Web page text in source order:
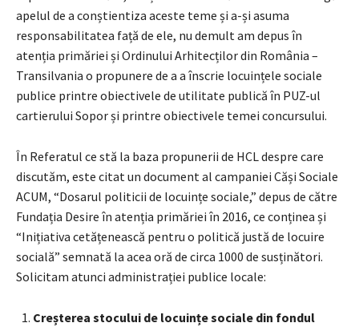
apelul de a conștientiza aceste teme și a-și asuma
responsabilitatea față de ele, nu demult am depus în
atenția primăriei și Ordinului Arhitecților din România –
Transilvania o propunere de a a înscrie locuințele sociale
publice printre obiectivele de utilitate publică în PUZ-ul
cartierului Sopor și printre obiectivele temei concursului.
În Referatul ce stă la baza propunerii de HCL despre care
discutăm, este citat un document al campaniei Căși Sociale
ACUM, “Dosarul politicii de locuințe sociale,” depus de către
Fundația Desire în atenția primăriei în 2016, ce conținea și
“Inițiativa cetățenească pentru o politică justă de locuire
socială” semnată la acea oră de circa 1000 de susținători.
Solicitam atunci administrației publice locale:
Creșterea stocului de locuințe sociale din fondul